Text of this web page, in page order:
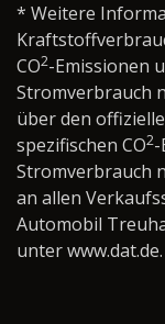
* Weitere
CO2-Emissionen
Stromverbrauch
über den
spezifischen CO2
Stromverbrauch
an allen
Automobil
unter www.dat.de.